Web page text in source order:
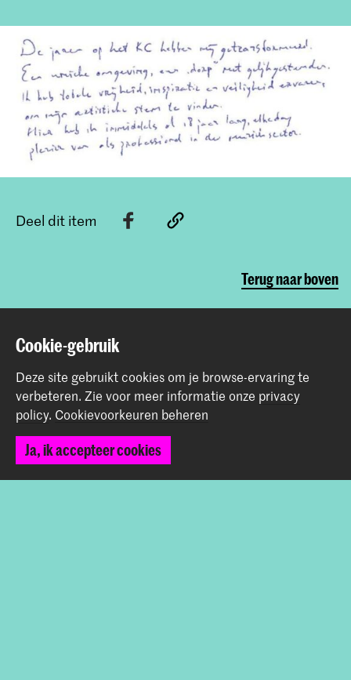
Deel dit item
Terug naar boven
Contact
Spuiplein 150
2511 DG Den Haag
+31 70 315 15 15
info@koncon.nl
Volg ons
Cookie-gebruik
Deze site gebruikt cookies om je browse-ervaring te
verbeteren. Zie voor meer informatie onze privacy
policy. Cookievoorkeuren beheren
Ja, ik accepteer cookies